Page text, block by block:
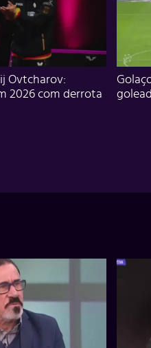
Ovtcharov:
2026 com derrota